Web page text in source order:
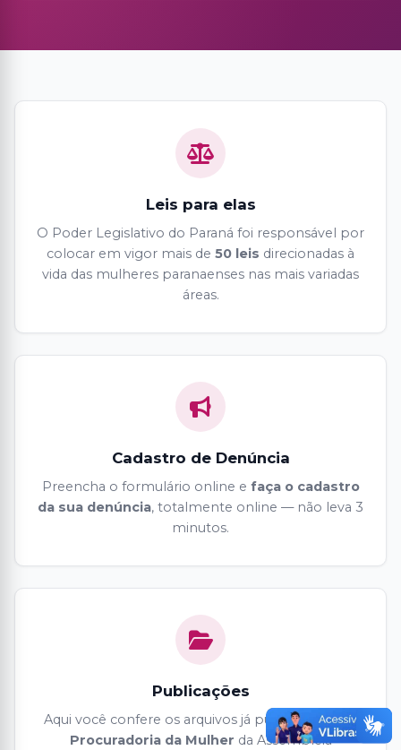
Leis para elas
O Poder Legislativo do Paraná foi responsável por
colocar em vigor mais de 50 leis direcionadas à
vida das mulheres paranaenses nas mais variadas
áreas.
Cadastro de Denúncia
Preencha o formulário online e faça o cadastro
da sua denúncia, totalmente online — não leva 3
minutos.
Publicações
Aqui você confere os arquivos já publicados pela
Procuradoria da Mulher da Assembleia